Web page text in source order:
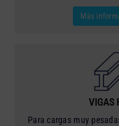
Más
VIGAS
Para cargas muy